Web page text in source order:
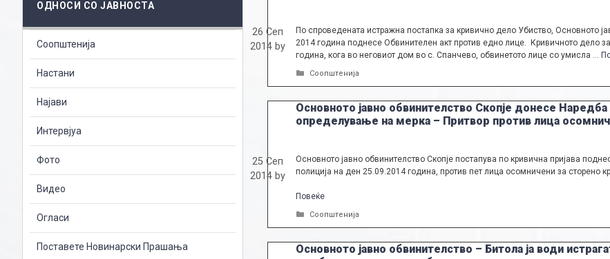
26 Сеп
2014 by
По спроведената истражна постапка за кривично дело Убиство, Основното
2014 година поднесе Обвинителен акт против едно лице. Кривичното дело
година, кога во неговиот дом во с. Спанчево, обвинетото лице со умисла …
Categories
Соопштенија
Основното јавно обвинителство Скопје донесе
определување на мерка – Притвор против лица
25 Сеп
2014 by
Основното јавно обвинителство Скопје постапува по кривична пријава
полиција на ден 25.09.2014 година, против пет лица осомничени за сторено
Повеќе
Categories
Соопштенија
Основното јавно обвинителство – Битола ја води
ОДНОСИ СО ЈАВНОСТА
Соопштенија
Настани
Најави
Интервјуа
Фото
Видео
Огласи
Поставете Новинарски Прашања